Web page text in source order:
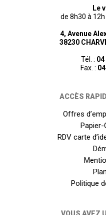
Le
de 8h30 à
4, Avenue
38230
Tél. : 04
Fax. :
ACCÈS
Offres
Papier-
RDV carte
Politique